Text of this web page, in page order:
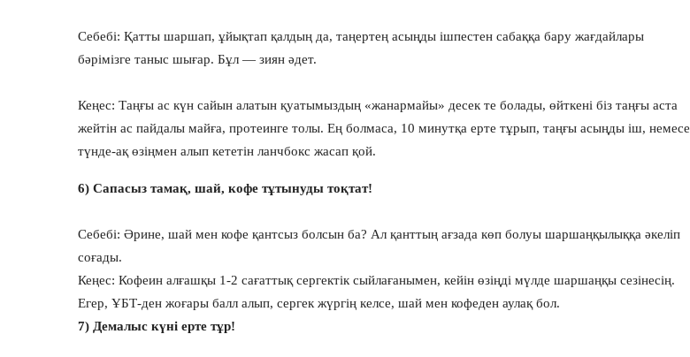
Себебі: Қатты шаршап, ұйықтап қалдың да, таңертең асыңды ішпестен сабаққа бару жағдайлары
бәрімізге таныс шығар. Бұл — зиян әдет.
Кеңес: Таңғы ас күн сайын алатын қуатымыздың «жанармайы» десек те болады, өйткені біз таңғы аста
жейтін ас пайдалы майға, протеинге толы. Ең болмаса, 10 минутқа ерте тұрып, таңғы асыңды іш, немесе
түнде-ақ өзіңмен алып кететін ланчбокс жасап қой.
6) Сапасыз тамақ, шай, кофе тұтынуды тоқтат!
Себебі: Әрине, шай мен кофе қантсыз болсын ба? Ал қанттың ағзада көп болуы шаршаңқылыққа әкеліп
соғады.
Кеңес: Кофеин алғашқы 1-2 сағаттық сергектік сыйлағанымен, кейін өзіңді мүлде шаршаңқы сезінесің.
Егер, ҰБТ-ден жоғары балл алып, сергек жүргің келсе, шай мен кофеден аулақ бол.
7) Демалыс күні ерте тұр!